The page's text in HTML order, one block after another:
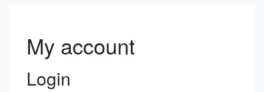
My account
Login